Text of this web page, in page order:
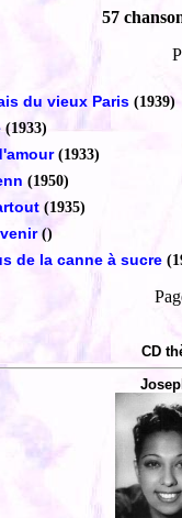
57
du vieux Paris (1939)
(1933)
(1933)
(1950)
(1935)
()
de la canne à sucre
CD